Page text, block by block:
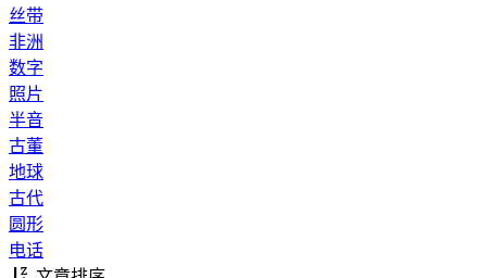
丝带
非洲
数字
照片
半音
古董
地球
古代
圆形
电话